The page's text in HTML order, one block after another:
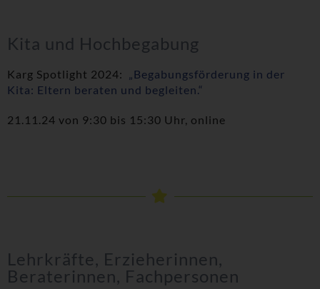
Kita und Hochbegabung
Karg Spotlight 2024: „Begabungsförderung in der
Kita: Eltern beraten und begleiten.“
21.11.24 von 9:30 bis 15:30 Uhr, online
Lehrkräfte, Erzieherinnen,
Beraterinnen, Fachpersonen